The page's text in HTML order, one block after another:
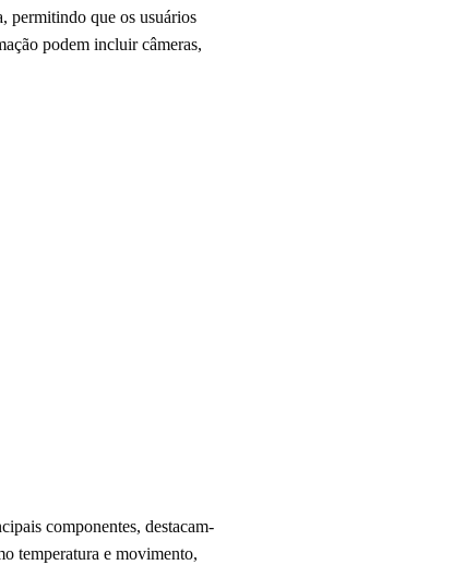
permitindo que os usuários
podem incluir câmeras,
componentes, destacam-
temperatura e movimento,